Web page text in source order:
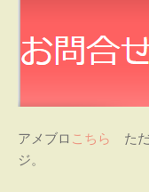
アメブロ こちら
ただ
ジ。